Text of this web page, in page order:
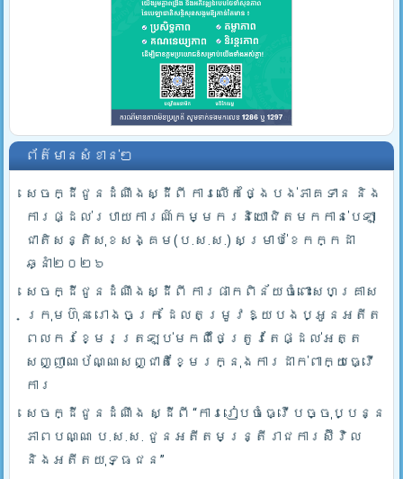
ព័ត៌មានសំខាន់ៗ
សេចក្ដីជូនដំណឹងស្ដីពី ការលើកថ្ងៃបង់ភាគទាន និង
ការផ្ដល់របាយការណ៍កម្មករនិយោជិតមកកាន់បេឡា
ជាតិសន្តិសុខសង្គម(ប.ស.ស.) សម្រាប់ខែកក្កដា
ឆ្នាំ២០២៦
សេចក្ដីជូនដំណឹងស្ដីពី ការផាកពិន័យចំពោះសហគ្រាស
ក្រុមហ៊ុន រោងចក្រ ដែលតម្រូវឱ្យបងប្អូនអតីត
ពលករខ្មែរត្រឡប់មកពីថៃត្រូវតែផ្ដល់អត្ត
សញ្ញាណប័ណ្ណសញ្ជាតិខ្មែរក្នុងការដាក់ពាក្យធ្វើ
ការ
សេចក្ដីជូនដំណឹង ស្ដីពី “ការរៀបចំធ្វើបច្ចុប្បន្ន
ភាពបណ្ណ ប.ស.ស. ជូនអតីតមន្ត្រីរាជការស៊ីវិល
និងអតីតយុទ្ធជន”